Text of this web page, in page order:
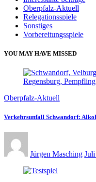
Oberpfalz-Aktuell
Relegationsspiele
Sonstiges
Vorbereitungsspiele
YOU MAY HAVE MISSED
Oberpfalz-Aktuell
Verkehrsunfall Schwandorf:
Jürgen Masching